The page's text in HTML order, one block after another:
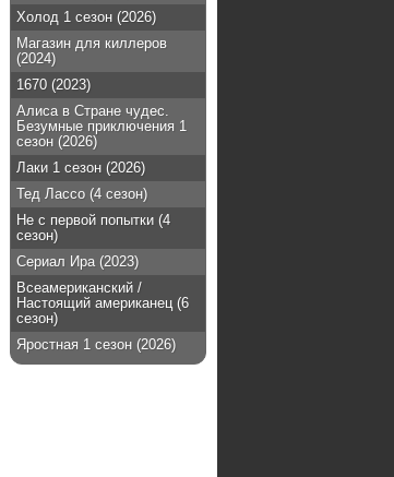
Холод 1 сезон (2026)
Магазин для киллеров
(2024)
1670 (2023)
Алиса в Стране чудес.
Безумные приключения 1
сезон (2026)
Лаки 1 сезон (2026)
Тед Лассо (4 сезон)
Не с первой попытки (4
сезон)
Сериал Ира (2023)
Всеамериканский /
Настоящий американец (6
сезон)
Яростная 1 сезон (2026)